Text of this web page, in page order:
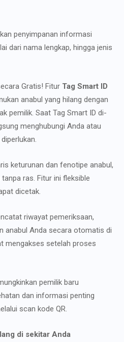
penyimpanan informasi
dari nama lengkap, hingga jenis
Gratis! Fitur Tag Smart ID
anabul yang hilang dengan
pemilik. Saat Tag Smart ID di-
menghubungi Anda atau
keturunan dan fenotipe anabul,
ras. Fitur ini fleksible
dicetak.
riwayat pemeriksaan,
anabul Anda secara otomatis di
mengakses setelah proses
pemilik baru
dan informasi penting
scan kode QR.
di sekitar Anda